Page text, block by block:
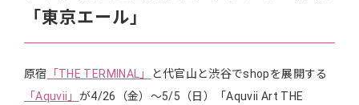
「東京エール」
原宿 「THE TERMINAL」
と代官山と渋谷でshopを展開する
「Aquvii」 が4/26（金）～5/5（日）「Aquvii Art THE